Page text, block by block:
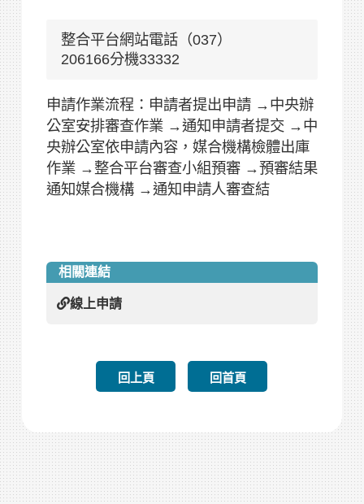
整合平台網站電話（037）
206166分機33332
申請作業流程：申請者提出申請 →中央辦
公室安排審查作業 →通知申請者提交 →中
央辦公室依申請內容，媒合機構檢體出庫
作業 →整合平台審查小組預審 →預審結果
通知媒合機構 →通知申請人審查結
相關連結
線上申請
回上頁 回首頁